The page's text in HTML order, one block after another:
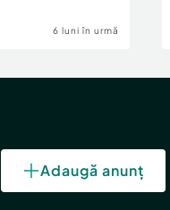
6 luni în urmă
Adaugă anunț